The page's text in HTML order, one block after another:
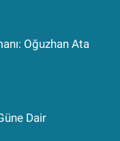
Oğuzhan Ata
Dair